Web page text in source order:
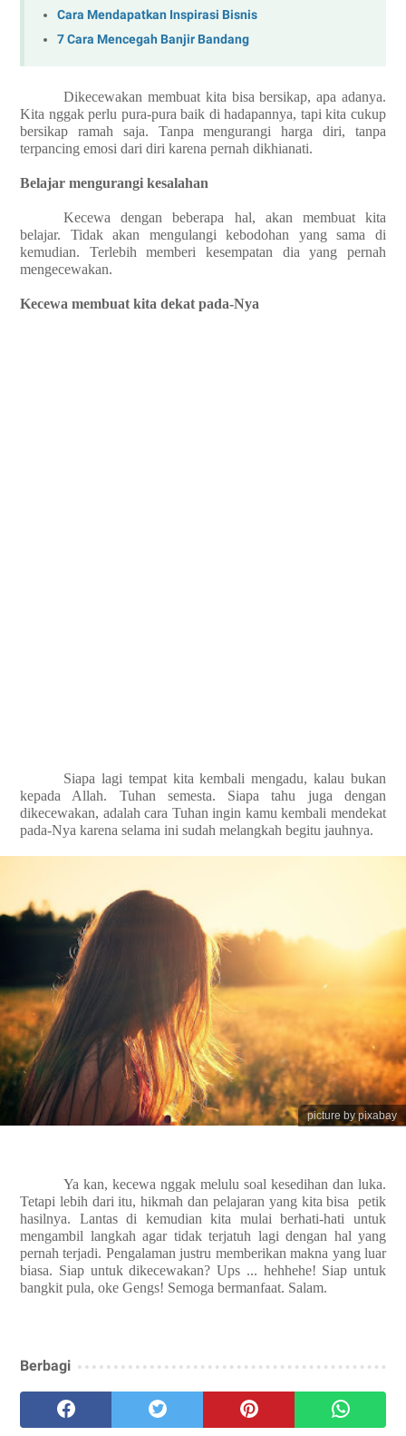
Cara Mendapatkan Inspirasi Bisnis
7 Cara Mencegah Banjir Bandang
Dikecewakan membuat kita bisa bersikap, apa adanya.
Kita nggak perlu pura-pura baik di hadapannya, tapi kita cukup
bersikap ramah saja. Tanpa mengurangi harga diri, tanpa
terpancing emosi dari diri karena pernah dikhianati.
Belajar mengurangi kesalahan
Kecewa dengan beberapa hal, akan membuat kita
belajar. Tidak akan mengulangi kebodohan yang sama di
kemudian. Terlebih memberi kesempatan dia yang pernah
mengecewakan.
Kecewa membuat kita dekat pada-Nya
Siapa lagi tempat kita kembali mengadu, kalau bukan
kepada Allah. Tuhan semesta. Siapa tahu juga dengan
dikecewakan, adalah cara Tuhan ingin kamu kembali mendekat
pada-Nya karena selama ini sudah melangkah begitu jauhnya.
picture by pixabay
Ya kan, kecewa nggak melulu soal kesedihan dan luka.
Tetapi lebih dari itu, hikmah dan pelajaran yang kita bisa
petik
hasilnya. Lantas di kemudian kita mulai berhati-hati untuk
mengambil langkah agar tidak terjatuh lagi dengan hal yang
pernah terjadi. Pengalaman justru memberikan makna yang luar
biasa. Siap untuk dikecewakan? Ups ... hehhehe! Siap untuk
bangkit pula, oke Gengs! Semoga bermanfaat. Salam.
Berbagi